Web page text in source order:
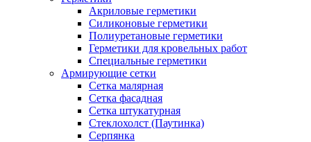
Акриловые герметики
Силиконовые герметики
Полиуретановые герметики
Герметики для кровельных работ
Специальные герметики
Армирующие сетки
Сетка малярная
Сетка фасадная
Сетка штукатурная
Стеклохолст (Паутинка)
Серпянка